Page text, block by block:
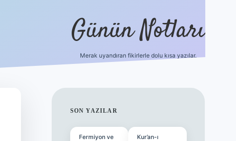
Günün Notları
Merak uyandıran fikirlerle dolu kısa yazılar.
SIDEBAR
SON YAZILAR
Fermiyon ve
Kur’an-ı
https://